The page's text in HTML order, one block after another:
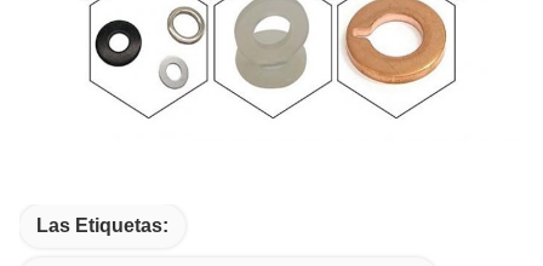
Las Etiquetas: